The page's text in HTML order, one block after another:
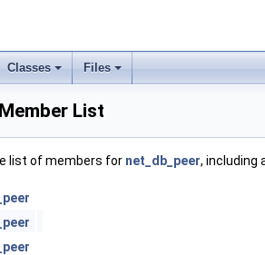
Classes Files
List
list of members for net_db_peer, including